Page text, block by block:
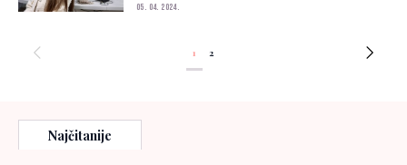
05. 04. 2024.
1 2
Najčitanije